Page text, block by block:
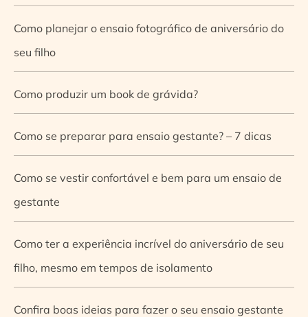
Como planejar o ensaio fotográfico de aniversário do
seu filho
Como produzir um book de grávida?
Como se preparar para ensaio gestante? – 7 dicas
Como se vestir confortável e bem para um ensaio de
gestante
Como ter a experiência incrível do aniversário de seu
filho, mesmo em tempos de isolamento
Confira boas ideias para fazer o seu ensaio gestante